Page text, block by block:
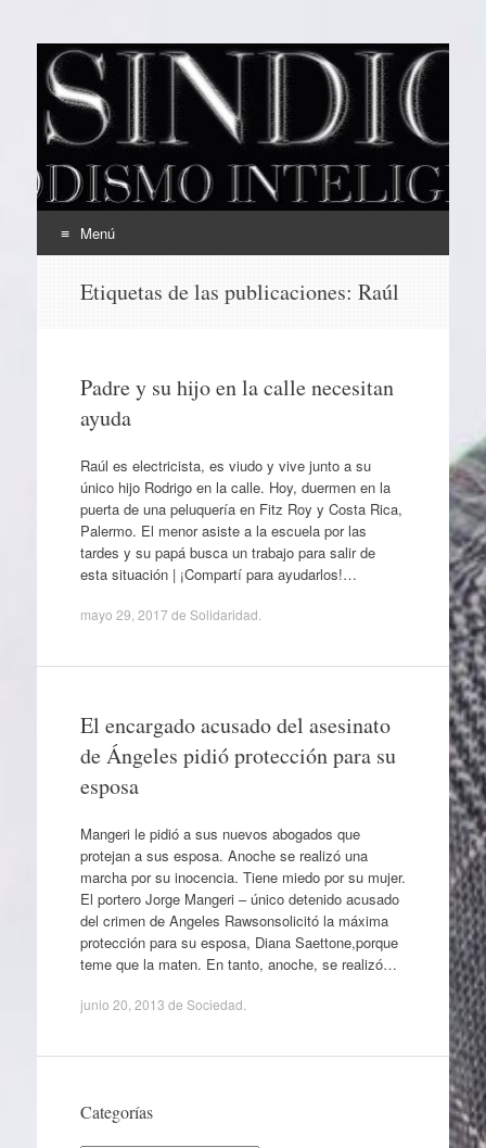
EL SINDICAL
Periodismo Inteligente
Menú
Etiquetas de las publicaciones: Raúl
Padre y su hijo en la calle necesitan
ayuda
Raúl es electricista, es viudo y vive junto a su
único hijo Rodrigo en la calle. Hoy, duermen en la
puerta de una peluquería en Fitz Roy y Costa Rica,
Palermo. El menor asiste a la escuela por las
tardes y su papá busca un trabajo para salir de
esta situación | ¡Compartí para ayudarlos!…
mayo 29, 2017 de Solidaridad
El encargado acusado del asesinato
de Ángeles pidió protección para su
esposa
Mangeri le pidió a sus nuevos abogados que
protejan a sus esposa. Anoche se realizó una
marcha por su inocencia. Tiene miedo por su mujer.
El portero Jorge Mangeri – único detenido acusado
del crimen de Angeles Rawsonsolicitó la máxima
protección para su esposa, Diana Saettone,porque
teme que la maten. En tanto, anoche, se realizó…
junio 20, 2013 de Sociedad
Categorías